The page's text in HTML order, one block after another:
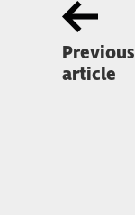
Previous
article